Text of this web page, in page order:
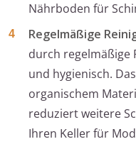
Nährboden für
Regelmäßige
durch regelmäßige
und hygienisch.
organischem
reduziert weitere
Ihren Keller für